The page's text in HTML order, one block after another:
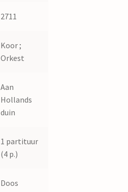
2711
Koor ;
Orkest
Aan
Hollands
duin
1 partituur
(4 p.)
Doos